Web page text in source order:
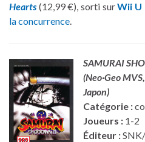
Hearts (12,99 €), sorti surWii U
la concurrence.
SAMURAI
(Neo·Geo
Japon)
Catégorie :
Joueurs : 1-2
Éditeur :